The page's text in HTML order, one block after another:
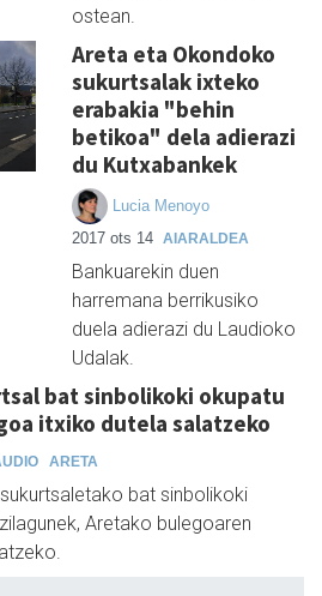
ostean.
Areta eta Okondoko
sukurtsalak ixteko
erabakia "behin
betikoa" dela adierazi
du Kutxabankek
Lucia Menoyo
2017 ots 14 AIARALDEA
Bankuarekin duen
harremana berrikusiko
duela adierazi du Laudioko
Udalak.
bat sinbolikoki okupatu
itxiko dutela salatzeko
ARETA
bat sinbolikoki
Aretako bulegoaren